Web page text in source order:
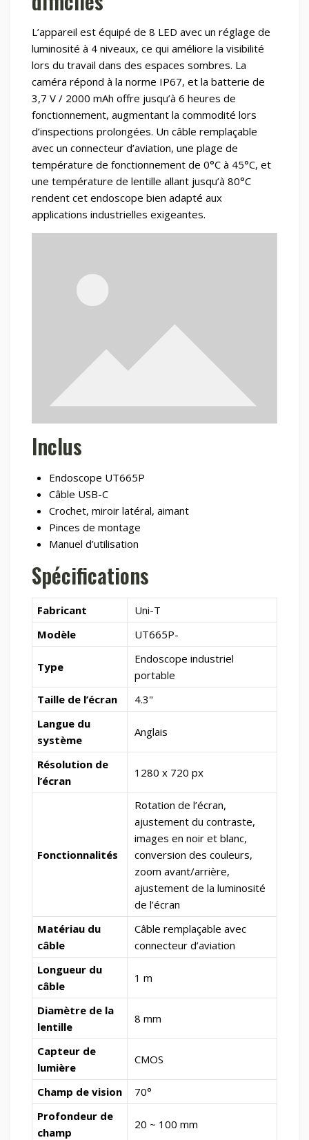
L’appareil est équipé de 8 LED avec un réglage de
luminosité à 4 niveaux, ce qui améliore la visibilité
lors du travail dans des espaces sombres. La
caméra répond à la norme IP67, et la batterie de
3,7 V / 2000 mAh offre jusqu’à 6 heures de
fonctionnement, augmentant la commodité lors
d’inspections prolongées. Un câble remplaçable
avec un connecteur d’aviation, une plage de
température de fonctionnement de 0°C à 45°C, et
une température de lentille allant jusqu’à 80°C
rendent cet endoscope bien adapté aux
applications industrielles exigeantes.
Inclus
Endoscope UT665P
Câble USB-C
Crochet, miroir latéral, aimant
Pinces de montage
Manuel d’utilisation
Spécifications
Fabricant
Uni-T
Modèle
UT665P-
Type
Endoscope industriel
portable
Taille de l’écran
4.3"
Langue du
système
Anglais
Résolution de
l’écran
1280 x 720 px
Fonctionnalités
Rotation de l’écran,
ajustement du contraste,
images en noir et blanc,
conversion des couleurs,
zoom avant/arrière,
ajustement de la luminosité
de l’écran
Matériau du
câble
Câble remplaçable avec
connecteur d’aviation
Longueur du
câble
1 m
Diamètre de la
lentille
8 mm
Capteur de
lumière
CMOS
Champ de vision
70°
Profondeur de
champ
20 ~ 100 mm